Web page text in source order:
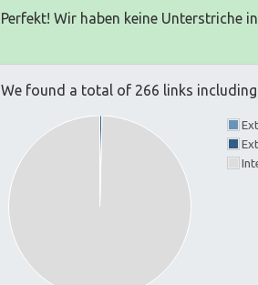
Perfekt! Wir haben keine Unterstriche
We found a total of 266 links